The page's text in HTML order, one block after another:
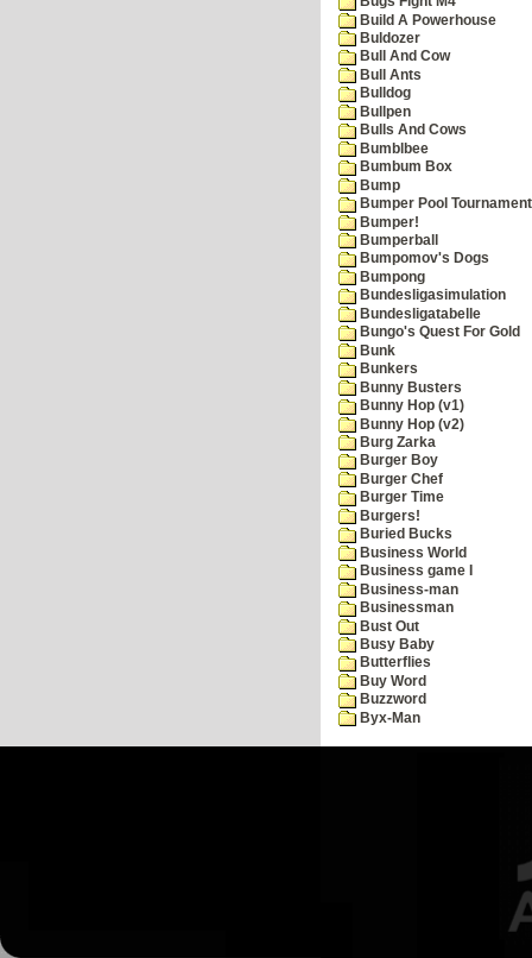
Build A Powerhouse
Buldozer
Bull And Cow
Bull Ants
Bulldog
Bullpen
Bulls And Cows
Bumblbee
Bumbum Box
Bump
Bumper Pool Tournament
Bumper!
Bumperball
Bumpomov's Dogs
Bumpong
Bundesligasimulation
Bundesligatabelle
Bungo's Quest For Gold
Bunk
Bunkers
Bunny Busters
Bunny Hop (v1)
Bunny Hop (v2)
Burg Zarka
Burger Boy
Burger Chef
Burger Time
Burgers!
Buried Bucks
Business World
Business game I
Business-man
Businessman
Bust Out
Busy Baby
Butterflies
Buy Word
Buzzword
Byx-Man